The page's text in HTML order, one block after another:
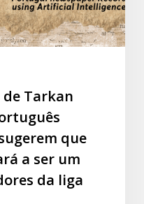
Tarkan
que
a ser um
da liga